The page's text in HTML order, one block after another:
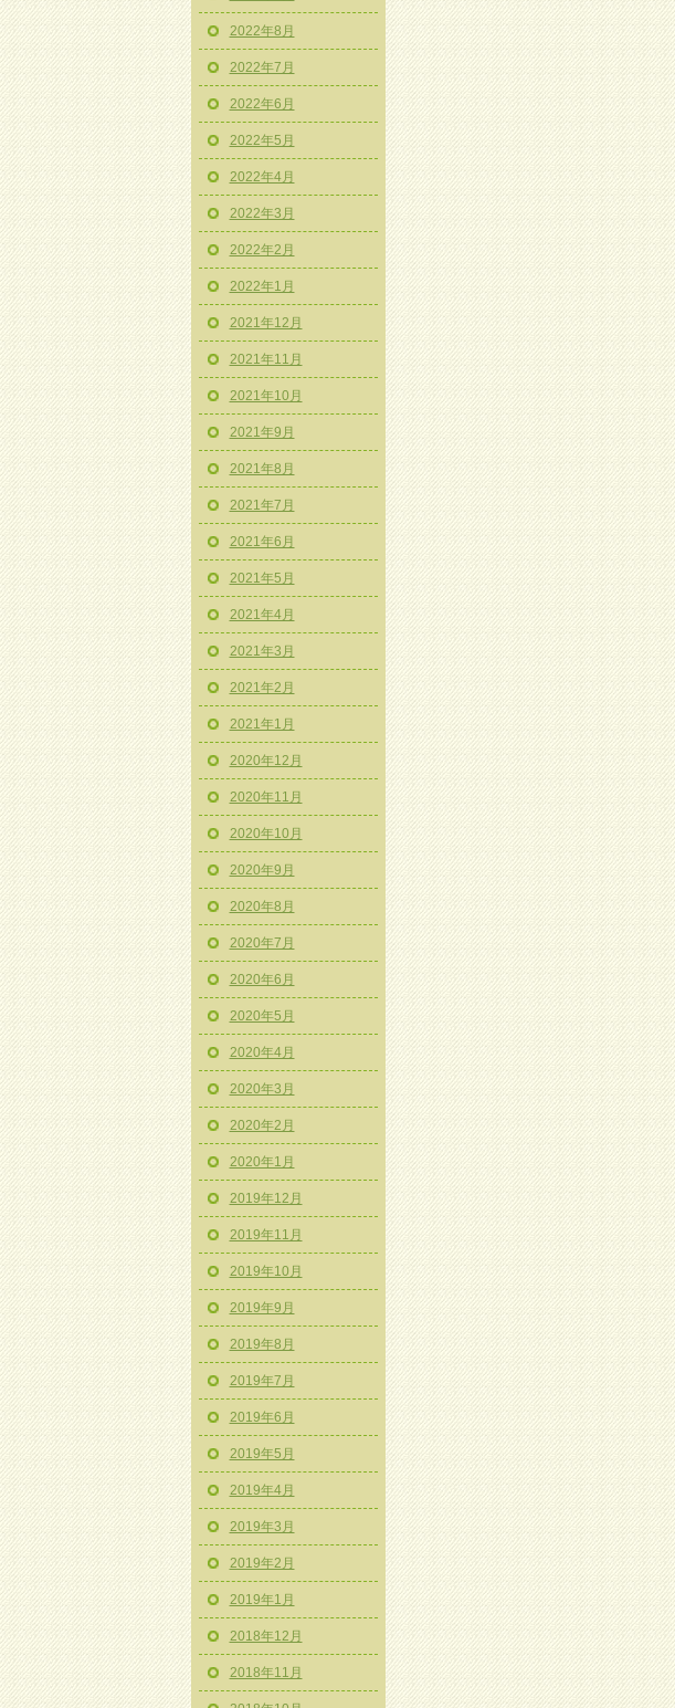
2022年8月
2022年7月
2022年6月
2022年5月
2022年4月
2022年3月
2022年2月
2022年1月
2021年12月
2021年11月
2021年10月
2021年9月
2021年8月
2021年7月
2021年6月
2021年5月
2021年4月
2021年3月
2021年2月
2021年1月
2020年12月
2020年11月
2020年10月
2020年9月
2020年8月
2020年7月
2020年6月
2020年5月
2020年4月
2020年3月
2020年2月
2020年1月
2019年12月
2019年11月
2019年10月
2019年9月
2019年8月
2019年7月
2019年6月
2019年5月
2019年4月
2019年3月
2019年2月
2019年1月
2018年12月
2018年11月